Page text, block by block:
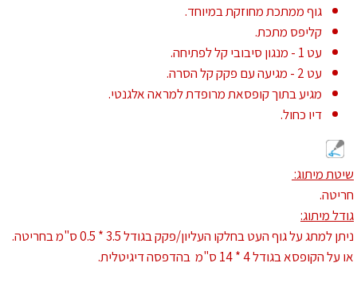
גוף ממתכת מחוזקת במיוחד.
קליפס מתכת.
עט 1 - מנגון סיבובי קל לפתיחה.
עט 2 - מגיעה עם פקק קל הסרה.
מגיע בתוך קופסאת מרופדת למראה אלגנטי.
דיו כחול.
שיטת מיתוג:
חריטה.
גודל מיתוג:
ניתן למתג על גוף העט בחלקו העליון/פקק בגודל 3.5 * 0.5 ס"מ בחריטה.
או על הקופסא בגודל 4 * 14 ס"מ בהדפסה דיגיטלית.